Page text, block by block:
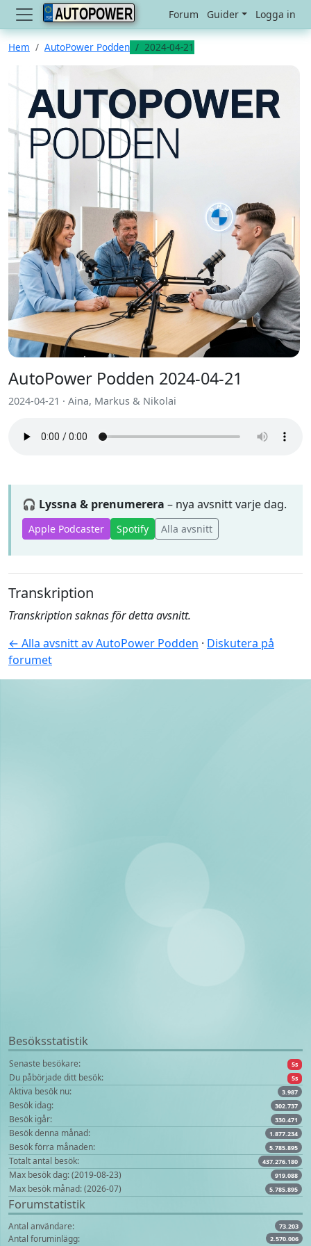
AUTOPOWER Forum Guider Logga in
Hem AutoPower Podden 2024-04-21
AutoPower Podden 2024-04-21
2024-04-21 · Aina, Markus & Nikolai
🎧 Lyssna & prenumerera – nya avsnitt varje dag.
Apple Podcaster Spotify Alla avsnitt
Transkription
Transkription saknas för detta avsnitt.
← Alla avsnitt av AutoPower Podden · Diskutera på
forumet
Besöksstatistik
Senaste besökare: 5s
Du påbörjade ditt besök: 5s
Aktiva besök nu: 3.987
Besök idag: 302.737
Besök igår: 330.471
Besök denna månad: 1.877.234
Besök förra månaden: 5.785.895
Totalt antal besök: 437.276.180
Max besök dag: (2019-08-23) 919.088
Max besök månad: (2026-07) 5.785.895
Forumstatistik
Antal användare: 73.203
Antal foruminlägg: 2.570.006